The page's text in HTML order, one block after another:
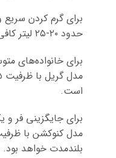
برای گرم کردن
حدود ۲۰-۲۵ لیتر کافی است.
برای خانواده‌های
است.
برای جایگزینی فر
بلندمدت خواهد بود.